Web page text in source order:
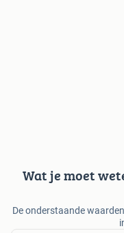
Wat je moet
De onderstaande